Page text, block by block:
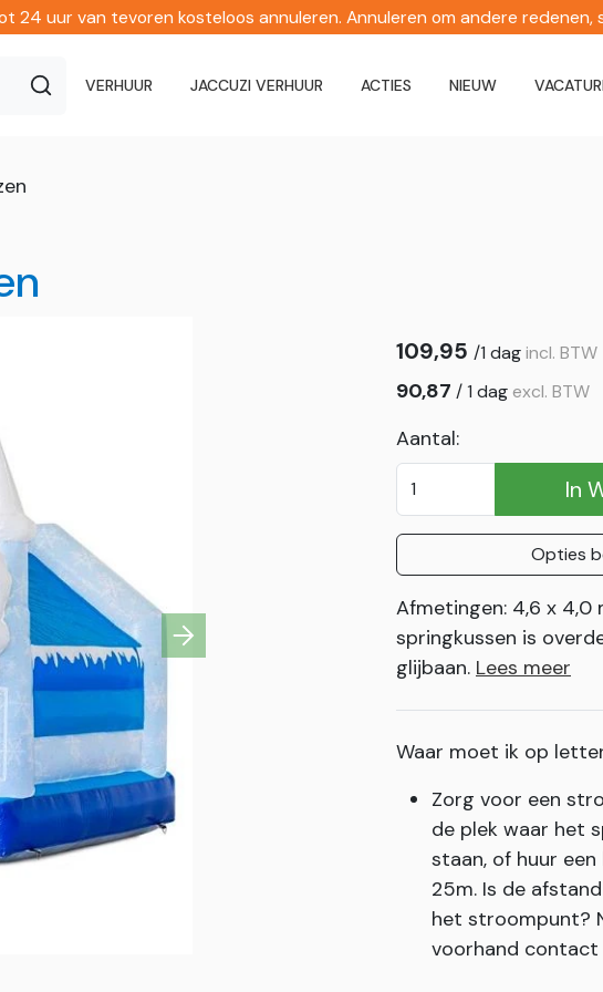
uur van tevoren kosteloos annuleren. Annuleren om andere redenen,
VERHUUR JACCUZI VERHUUR ACTIES NIEUW
Next
109,95 /1 dagincl. BTW
90,87 /1 dag excl. BTW
Aantal:
In
Opties
Afmetingen: 4,6 x 4,0
springkussen is
glijbaan. Lees meer
Waar moet ik op
Zorg voor een
de plek waar het
staan, of huur een
25m. Is de
het stroompunt?
voorhand contact